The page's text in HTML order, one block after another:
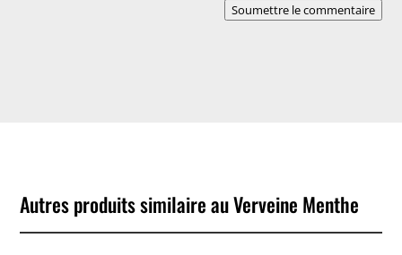
Soumettre le commentaire
Autres produits similaire au Verveine Menthe